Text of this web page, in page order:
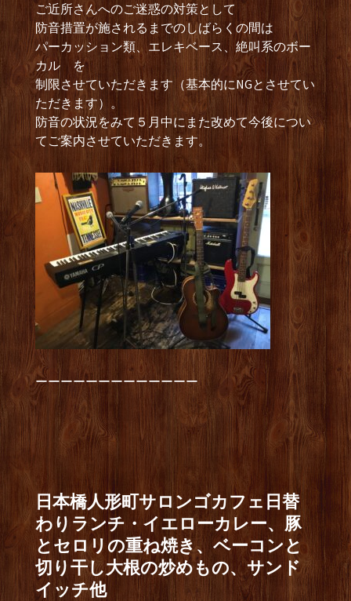
ご近所さんへのご迷惑の対策として
防音措置が施されるまでのしばらくの間は
パーカッション類、エレキベース、絶叫系のボー
カル を
制限させていただきます（基本的にNGとさせてい
ただきます）。
防音の状況をみて５月中にまた改めて今後につい
てご案内させていただきます。
ーーーーーーーーーーーーー
日本橋人形町サロンゴカフェ日替
わりランチ・イエローカレー、豚
とセロリの重ね焼き、ベーコンと
切り干し大根の炒めもの、サンド
イッチ他